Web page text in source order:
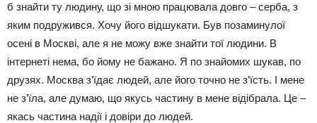
б знайти ту людину, що зі мною працювала довго – серба, з
яким подружився. Хочу його відшукати. Був позаминулої
осені в Москві, але я не можу вже знайти тої людини. В
інтернеті нема, бо йому не бажано. Я по знайомих шукав, по
друзях. Москва з’їдає людей, але його точно не з’їсть. І мене
не з’їла, але думаю, що якусь частину в мене відібрала. Це –
якась частина надії і довіри до людей.